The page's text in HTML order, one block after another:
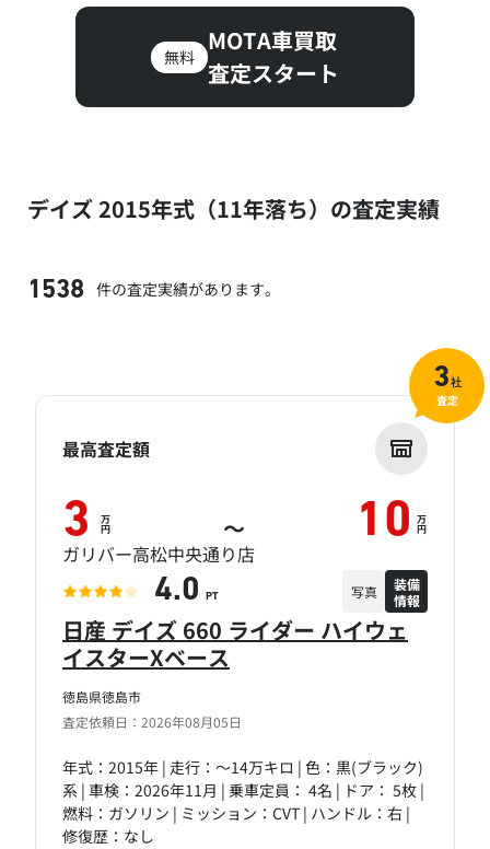
無料
MOTA車買取
査定スタート
デイズ 2015年式（11年落ち）の査定実績
1538 件の査定実績があります。
徳島県徳島市
査定依頼日：2026年08月05日
日産 デイズ 660 ライダー ハイウェ
イスターXベース
年式：2015年 | 走行：～14万キロ | 色：黒(ブラック)
系 | 車検：2026年11月 | 乗車定員： 4名 | ドア： 5枚 |
燃料：ガソリン | ミッション：CVT | ハンドル：右 |
修復歴：なし
最高査定額
3 万
円 ～ 10 万
円
ガリバー高松中央通り店
4.0 PT 写真
装備
情報
3社
査定